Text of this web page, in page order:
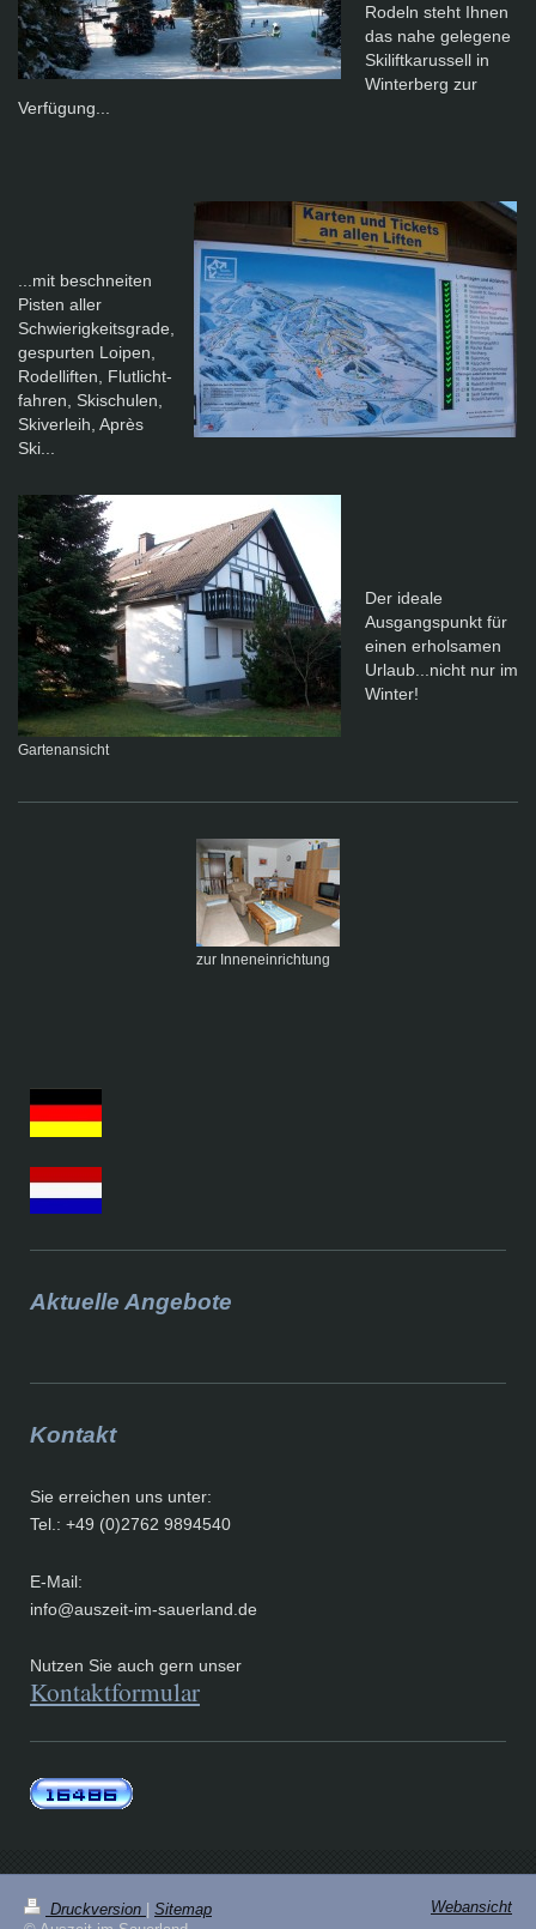
Rodeln steht Ihnen
das nahe gelegene
Skiliftkarussell in
Winterberg zur
Verfügung ...
...mit beschneiten
Pisten aller
Schwierigkeitsgrade,
gespurten Loipen,
Rodelliften, Flutlicht-
fahren, Skischulen,
Skiverleih, Après
Ski...
Gartenansicht
Der ideale
Ausgangspunkt für
einen erholsamen
Urlaub...nicht nur im
Winter!
zur Inneneinrichtung
Aktuelle Angebote
Kontakt
Sie erreichen uns unter:
Tel.: +49 (0)2762 9894540
E-Mail:
info@auszeit-im-sauerland.de
Nutzen Sie auch gern unser
Kontaktformular
Druckversion
Sitemap
Webansicht